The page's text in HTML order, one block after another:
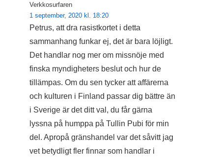
Verkkosurfaren
1 september, 2020 kl. 18:20
Petrus, att dra rasistkortet i detta
sammanhang funkar ej, det är bara löjligt.
Det handlar nog mer om missnöje med
finska myndigheters beslut och hur de
tillämpas. Om du sen tycker att affärerna
och kulturen i Finland passar dig bättre än
i Sverige är det ditt val, du får gärna
lyssna på humppa på Tullin Pubi för min
del. Apropå gränshandel var det såvitt jag
vet betydligt fler finnar som handlar i